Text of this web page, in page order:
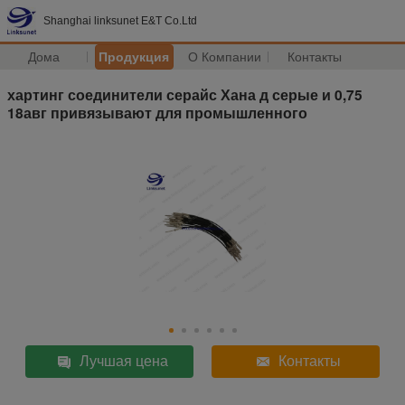
Shanghai linksunet E&T Co.Ltd
Дома Продукция О Компании Контакты
хартинг соединители серайс Хана д серые и 0,75
18авг привязывают для промышленного
Лучшая цена Контакты